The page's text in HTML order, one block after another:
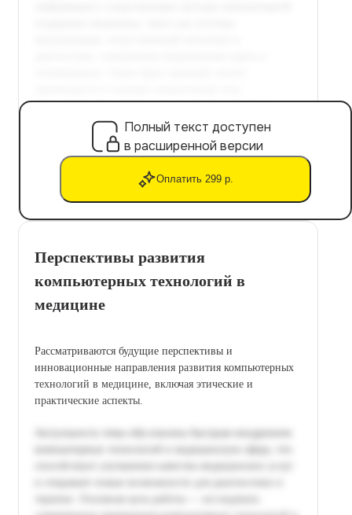
Полный текст доступен
в расширенной версии
Оплатить 299 р.
Перспективы развития
компьютерных технологий в
медицине
Рассматриваются будущие перспективы и
инновационные направления развития компьютерных
технологий в медицине, включая этические и
практические аспекты.